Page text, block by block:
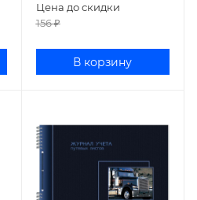
Цена до скидки
156₽
В корзину